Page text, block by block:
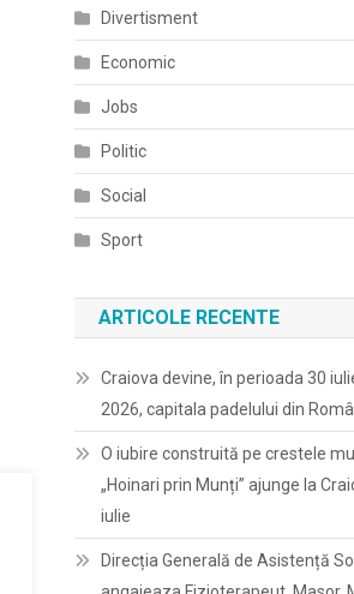
Divertisment
Economic
Jobs
Politic
Social
Sport
ARTICOLE RECENTE
Craiova devine, în perioada 30
2026, capitala padelului din
O iubire construită pe crestele
„Hoinari prin Munți” ajunge la
iulie
Direcția Generală de Asistență